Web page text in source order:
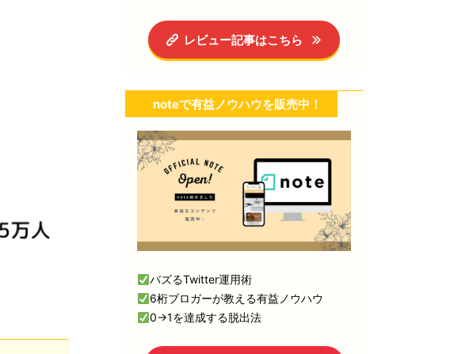
レビュー記事はこちら
noteで有益ノウハウを販売中！
バズるTwitter運用術
6桁ブロガーが教える有益ノウハウ
0→1を達成する脱出法